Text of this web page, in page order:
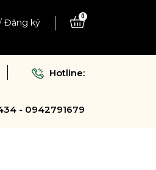
Đăng ký
0
Hotline:
- 0942791679